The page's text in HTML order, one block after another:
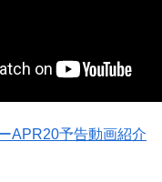
APR20予告動画紹介